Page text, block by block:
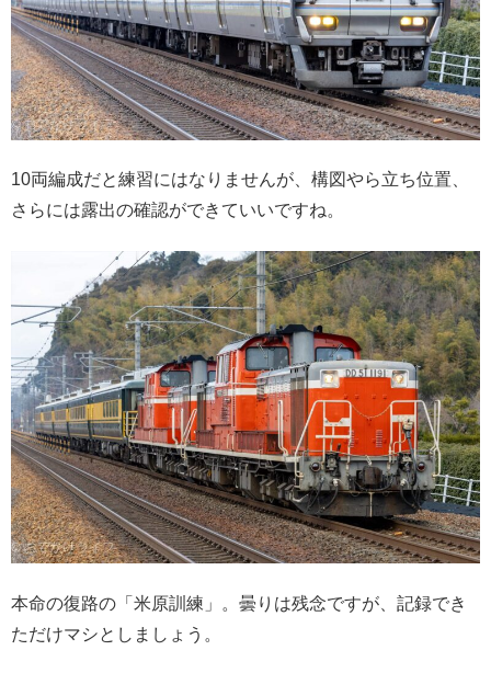
10両編成だと練習にはなりませんが、構図やら立ち位置、
さらには露出の確認ができていいですね。
本命の復路の「米原訓練」。曇りは残念ですが、記録でき
ただけマシとしましょう。